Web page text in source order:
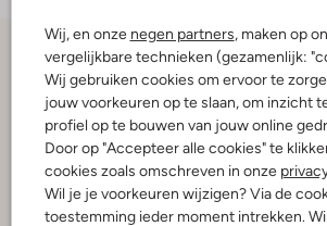
Wij, en onze negen partners, maken op
vergelijkbare technieken (gezamenlijk:
Wij gebruiken cookies om ervoor te
jouw voorkeuren op te slaan, om inzicht
profiel op te bouwen van jouw online
Door op "Accepteer alle cookies" te
cookies zoals omschreven in onze
Wil je je voorkeuren wijzigen? Via de
toestemming ieder moment intrekken.